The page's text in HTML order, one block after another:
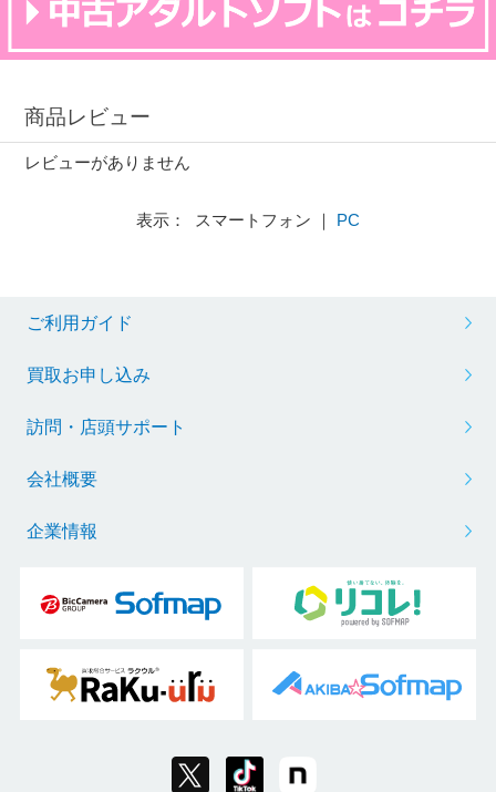
商品レビュー
レビューがありません
表示： スマートフォン ｜ PC
ご利用ガイド
買取お申し込み
訪問・店頭サポート
会社概要
企業情報